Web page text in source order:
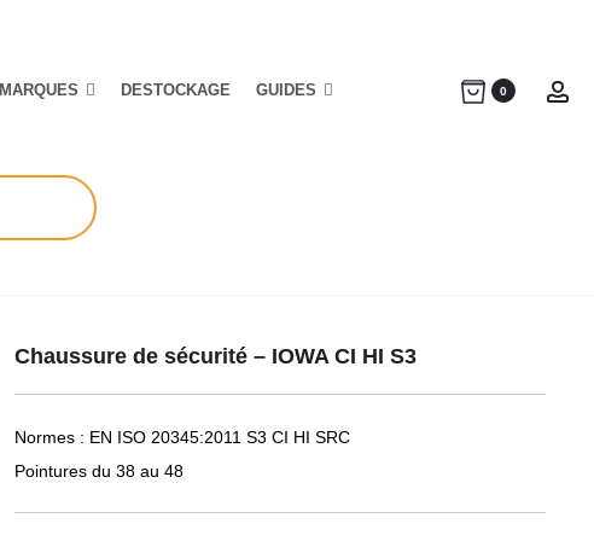
MARQUES DESTOCKAGE GUIDES 0
Chaussure de sécurité – IOWA CI HI S3
Normes : EN ISO 20345:2011 S3 CI HI SRC
Pointures du 38 au 48